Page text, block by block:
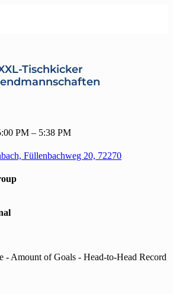
Tischkicker
PM – 5:38 PM
Füllenbachweg 20, 72270
- Amount of Goals - Head-to-Head Record